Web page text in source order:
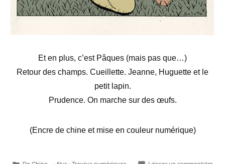
Et en plus, c’est Pâques (mais pas que…)
Retour des champs. Cueillette. Jeanne, Huguette et le
petit lapin.
Prudence. On marche sur des œufs.
(Encre de chine et mise en couleur numérique)